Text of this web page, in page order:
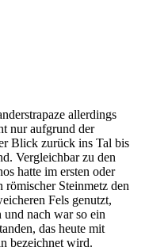
allerdings
nur aufgrund der
Blick zurück ins Tal bis
Vergleichbar zu den
hatte im ersten oder
römischer Steinmetz den
Fels genutzt,
nach war so ein
das heute mit
bezeichnet wird.